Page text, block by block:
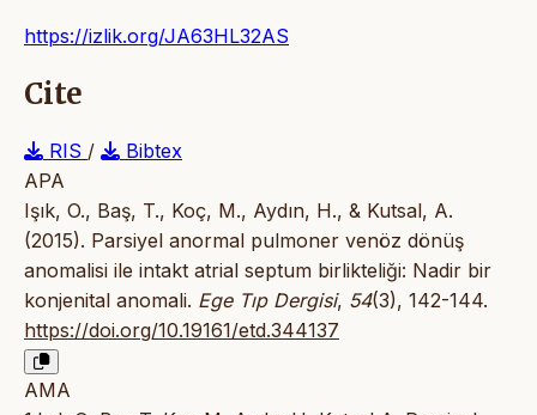
https://izlik.org/JA63HL32AS
Cite
RIS /
Bibtex
APA
Işık, O., Baş, T., Koç, M., Aydın, H., & Kutsal, A.
(2015). Parsiyel anormal pulmoner venöz dönüş
anomalisi ile intakt atrial septum birlikteliği: Nadir bir
konjenital anomali. Ege Tıp Dergisi, 54(3), 142-144.
https://doi.org/10.19161/etd.344137
AMA